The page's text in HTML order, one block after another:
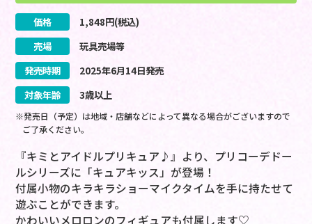
価格 1,848円(税込)
売場
玩具売場等
発売時期
2025年6月14日発売
対象年齢
3歳以上
※発売日（予定）は地域・店舗などによって異なる場合がございますので
ご了承ください。
『キミとアイドルプリキュア♪』より、プリコーデドー
ルシリーズに「キュアキッス」が登場！
付属小物のキラキラショーマイクタイムを手に持たせて
遊ぶことができます。
かわいいメロロンのフィギュアも付属します♡